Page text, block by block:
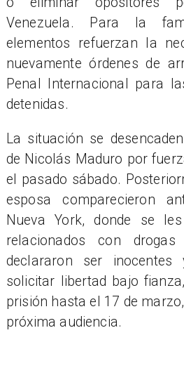
Venezuela. Para la
elementos refuerzan la
nuevamente órdenes de
Penal Internacional para
detenidas.
La situación se
de Nicolás Maduro por
el pasado sábado.
esposa comparecieron
Nueva York, donde se
relacionados con
declararon ser
solicitar libertad bajo
prisión hasta el 17 de
próxima audiencia.